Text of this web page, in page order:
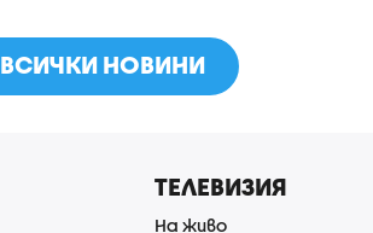
ВСИЧКИ НОВИНИ
ТЕЛЕВИЗИЯ
На живо